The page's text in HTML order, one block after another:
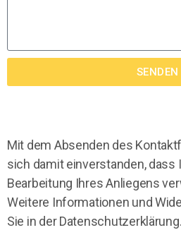
SENDEN
Mit dem Absenden des
sich damit einverstanden, dass
Bearbeitung Ihres Anliegens
Weitere Informationen und
Sie in der Datenschutzerklärung.